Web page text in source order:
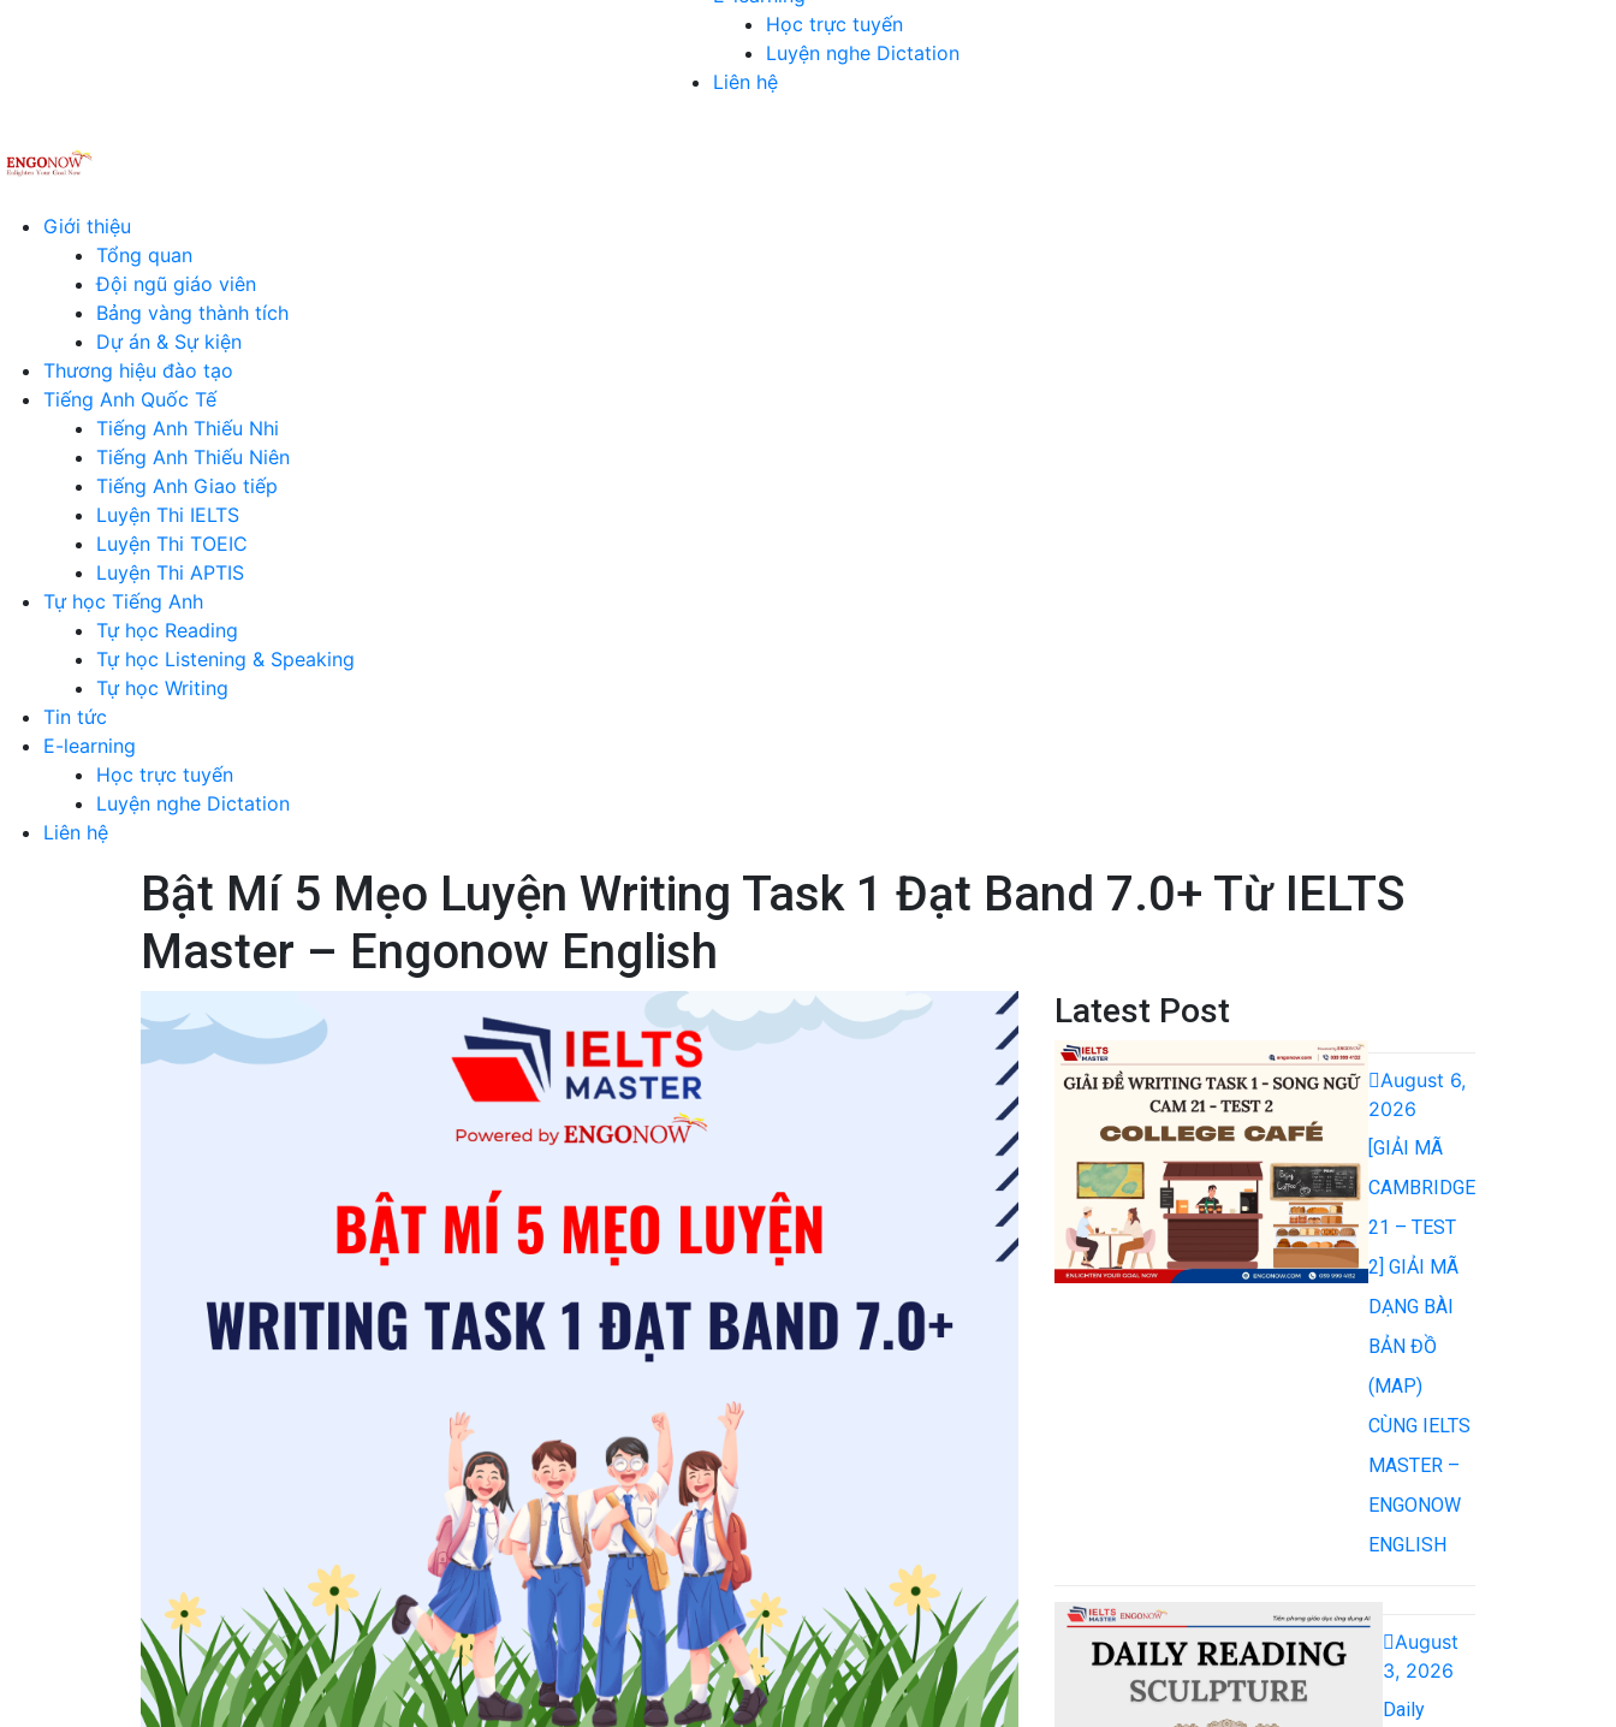
Học trực tuyến
Luyện nghe Dictation
Liên hệ
Giới thiệu
Tổng quan
Đội ngũ giáo viên
Bảng vàng thành tích
Dự án & Sự kiện
Thương hiệu đào tạo
Tiếng Anh Quốc Tế
Tiếng Anh Thiếu Nhi
Tiếng Anh Thiếu Niên
Tiếng Anh Giao tiếp
Luyện Thi IELTS
Luyện Thi TOEIC
Luyện Thi APTIS
Tự học Tiếng Anh
Tự học Reading
Tự học Listening & Speaking
Tự học Writing
Tin tức
E-learning
Học trực tuyến
Luyện nghe Dictation
Liên hệ
Bật Mí 5 Mẹo Luyện Writing Task 1 Đạt Band 7.0+ Từ IELTS
Master – Engonow English
Latest Post
August 6,
2026
[GIẢI MÃ
CAMBRIDGE
21 – TEST
2] GIẢI MÃ
DẠNG BÀI
BẢN ĐỒ
(MAP)
CÙNG IELTS
MASTER –
ENGONOW
ENGLISH
August
3, 2026
Daily